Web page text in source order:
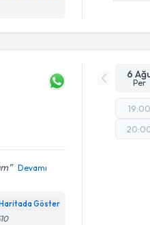
Devamı
Haritada Göster
6
Per
19:00